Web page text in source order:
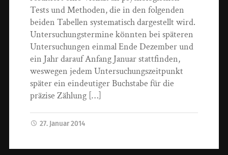
Tests und Methoden, die in den folgenden
beiden Tabellen systematisch dargestellt wird.
Untersuchungstermine könnten bei späteren
Untersuchungen einmal Ende Dezember und
ein Jahr darauf Anfang Januar stattfinden,
weswegen jedem Untersuchungszeitpunkt
später ein eindeutiger Buchstabe für die
präzise Zählung […]
27. Januar 2014